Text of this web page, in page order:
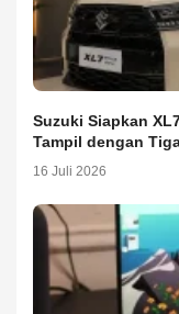
Suzuki Siapkan
Tampil dengan
16 Juli 2026